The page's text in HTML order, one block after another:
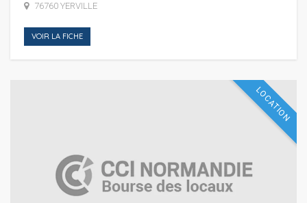
76760 YERVILLE
VOIR LA FICHE
LOCATION